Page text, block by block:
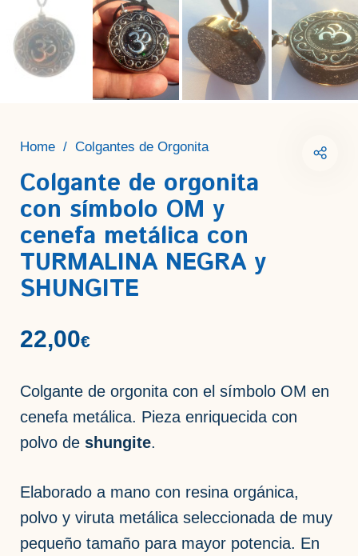
Home / Colgantes de Orgonita
Colgante de orgonita
con símbolo OM y
cenefa metálica con
TURMALINA NEGRA y
SHUNGITE
22,00€
Colgante de orgonita con el símbolo OM en
cenefa metálica. Pieza enriquecida con
polvo de shungite.
Elaborado a mano con resina orgánica,
polvo y viruta metálica seleccionada de muy
pequeño tamaño para mayor potencia. En